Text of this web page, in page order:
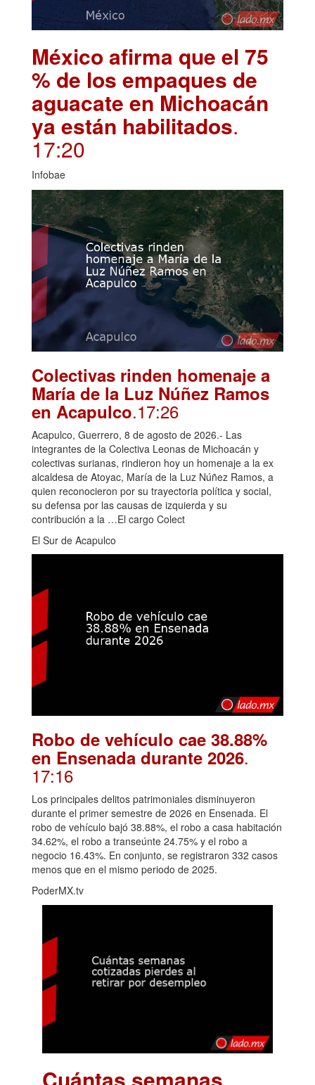
México afirma que el 75
% de los empaques de
aguacate en Michoacán
ya están habilitados.
17:20
Infobae
Colectivas rinden homenaje a
María de la Luz Núñez Ramos
en Acapulco.17:26
Acapulco, Guerrero, 8 de agosto de 2026.- Las
integrantes de la Colectiva Leonas de Michoacán y
colectivas surianas, rindieron hoy un homenaje a la ex
alcaldesa de Atoyac, María de la Luz Núñez Ramos, a
quien reconocieron por su trayectoria política y social,
su defensa por las causas de izquierda y su
contribución a la …El cargo Colect
El Sur de Acapulco
Robo de vehículo cae 38.88%
en Ensenada durante 2026.
17:16
Los principales delitos patrimoniales disminuyeron
durante el primer semestre de 2026 en Ensenada. El
robo de vehículo bajó 38.88%, el robo a casa habitación
34.62%, el robo a transeúnte 24.75% y el robo a
negocio 16.43%. En conjunto, se registraron 332 casos
menos que en el mismo periodo de 2025.
PoderMX.tv